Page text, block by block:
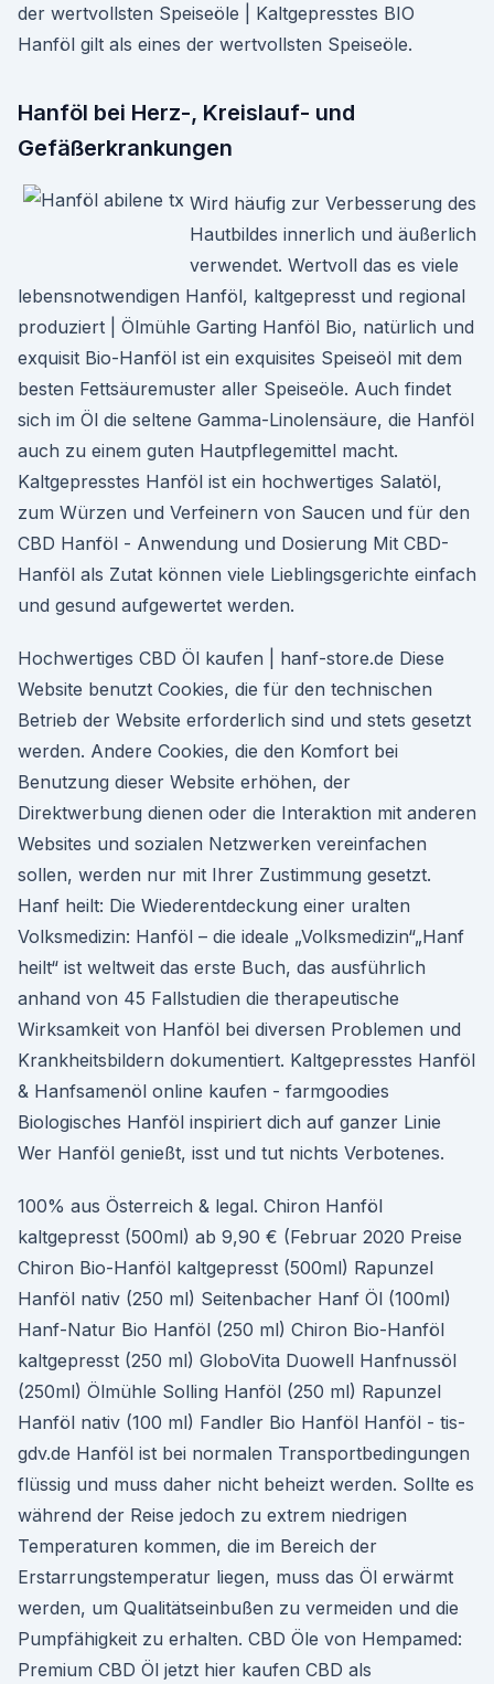
der wertvollsten Speiseöle | Kaltgepresstes BIO
Hanföl gilt als eines der wertvollsten Speiseöle.
Hanföl bei Herz-, Kreislauf- und
Gefäßerkrankungen
Wird häufig zur Verbesserung des
Hautbildes innerlich und äußerlich
verwendet. Wertvoll das es viele
lebensnotwendigen Hanföl, kaltgepresst und regional
produziert | Ölmühle Garting Hanföl Bio, natürlich und
exquisit Bio-Hanföl ist ein exquisites Speiseöl mit dem
besten Fettsäuremuster aller Speiseöle. Auch findet
sich im Öl die seltene Gamma-Linolensäure, die Hanföl
auch zu einem guten Hautpflegemittel macht.
Kaltgepresstes Hanföl ist ein hochwertiges Salatöl,
zum Würzen und Verfeinern von Saucen und für den
CBD Hanföl - Anwendung und Dosierung Mit CBD-
Hanföl als Zutat können viele Lieblingsgerichte einfach
und gesund aufgewertet werden.
Hochwertiges CBD Öl kaufen | hanf-store.de Diese
Website benutzt Cookies, die für den technischen
Betrieb der Website erforderlich sind und stets gesetzt
werden. Andere Cookies, die den Komfort bei
Benutzung dieser Website erhöhen, der
Direktwerbung dienen oder die Interaktion mit anderen
Websites und sozialen Netzwerken vereinfachen
sollen, werden nur mit Ihrer Zustimmung gesetzt.
Hanf heilt: Die Wiederentdeckung einer uralten
Volksmedizin: Hanföl – die ideale „Volksmedizin“„Hanf
heilt“ ist weltweit das erste Buch, das ausführlich
anhand von 45 Fallstudien die therapeutische
Wirksamkeit von Hanföl bei diversen Problemen und
Krankheitsbildern dokumentiert. Kaltgepresstes Hanföl
& Hanfsamenöl online kaufen - farmgoodies
Biologisches Hanföl inspiriert dich auf ganzer Linie
Wer Hanföl genießt, isst und tut nichts Verbotenes.
100% aus Österreich & legal. Chiron Hanföl
kaltgepresst (500ml) ab 9,90 € (Februar 2020 Preise
Chiron Bio-Hanföl kaltgepresst (500ml) Rapunzel
Hanföl nativ (250 ml) Seitenbacher Hanf Öl (100ml)
Hanf-Natur Bio Hanföl (250 ml) Chiron Bio-Hanföl
kaltgepresst (250 ml) GloboVita Duowell Hanfnussöl
(250ml) Ölmühle Solling Hanföl (250 ml) Rapunzel
Hanföl nativ (100 ml) Fandler Bio Hanföl Hanföl - tis-
gdv.de Hanföl ist bei normalen Transportbedingungen
flüssig und muss daher nicht beheizt werden. Sollte es
während der Reise jedoch zu extrem niedrigen
Temperaturen kommen, die im Bereich der
Erstarrungstemperatur liegen, muss das Öl erwärmt
werden, um Qualitätseinbußen zu vermeiden und die
Pumpfähigkeit zu erhalten. CBD Öle von Hempamed:
Premium CBD Öl jetzt hier kaufen CBD als